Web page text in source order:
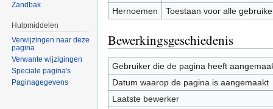
Hernoemen
Toestaan voor alle
Bewerkingsgeschiedenis
Gebruiker die de pagina heeft
Datum waarop de pagina is aangemaakt
Laatste bewerker
Zandbak
Hulpmiddelen
Verwijzingen naar deze
pagina
Verwante wijzigingen
Speciale pagina's
Paginagegevens